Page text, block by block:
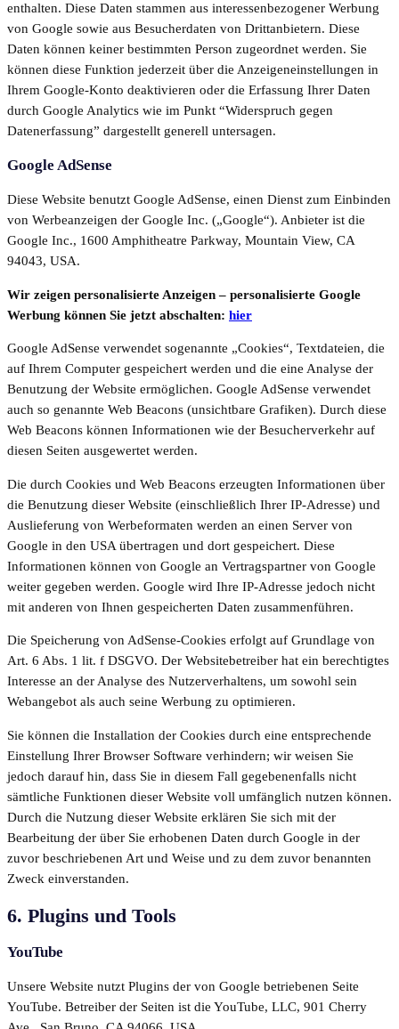
enthalten. Diese Daten stammen aus interessenbezogener Werbung
von Google sowie aus Besucherdaten von Drittanbietern. Diese
Daten können keiner bestimmten Person zugeordnet werden. Sie
können diese Funktion jederzeit über die Anzeigeneinstellungen in
Ihrem Google-Konto deaktivieren oder die Erfassung Ihrer Daten
durch Google Analytics wie im Punkt “Widerspruch gegen
Datenerfassung” dargestellt generell untersagen.
Google AdSense
Diese Website benutzt Google AdSense, einen Dienst zum Einbinden
von Werbeanzeigen der Google Inc. („Google“). Anbieter ist die
Google Inc., 1600 Amphitheatre Parkway, Mountain View, CA
94043, USA.
Wir zeigen personalisierte Anzeigen – personalisierte Google
Werbung können Sie jetzt abschalten: hier
Google AdSense verwendet sogenannte „Cookies“, Textdateien, die
auf Ihrem Computer gespeichert werden und die eine Analyse der
Benutzung der Website ermöglichen. Google AdSense verwendet
auch so genannte Web Beacons (unsichtbare Grafiken). Durch diese
Web Beacons können Informationen wie der Besucherverkehr auf
diesen Seiten ausgewertet werden.
Die durch Cookies und Web Beacons erzeugten Informationen über
die Benutzung dieser Website (einschließlich Ihrer IP-Adresse) und
Auslieferung von Werbeformaten werden an einen Server von
Google in den USA übertragen und dort gespeichert. Diese
Informationen können von Google an Vertragspartner von Google
weiter gegeben werden. Google wird Ihre IP-Adresse jedoch nicht
mit anderen von Ihnen gespeicherten Daten zusammenführen.
Die Speicherung von AdSense-Cookies erfolgt auf Grundlage von
Art. 6 Abs. 1 lit. f DSGVO. Der Websitebetreiber hat ein berechtigtes
Interesse an der Analyse des Nutzerverhaltens, um sowohl sein
Webangebot als auch seine Werbung zu optimieren.
Sie können die Installation der Cookies durch eine entsprechende
Einstellung Ihrer Browser Software verhindern; wir weisen Sie
jedoch darauf hin, dass Sie in diesem Fall gegebenenfalls nicht
sämtliche Funktionen dieser Website voll umfänglich nutzen können.
Durch die Nutzung dieser Website erklären Sie sich mit der
Bearbeitung der über Sie erhobenen Daten durch Google in der
zuvor beschriebenen Art und Weise und zu dem zuvor benannten
Zweck einverstanden.
6. Plugins und Tools
YouTube
Unsere Website nutzt Plugins der von Google betriebenen Seite
YouTube. Betreiber der Seiten ist die YouTube, LLC, 901 Cherry